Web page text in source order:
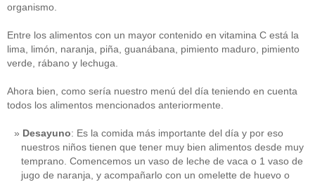
organismo.
Entre los alimentos con un mayor contenido en vitamina C está la
lima, limón, naranja, piña, guanábana, pimiento maduro, pimiento
verde, rábano y lechuga.
Ahora bien, como sería nuestro menú del día teniendo en cuenta
todos los alimentos mencionados anteriormente.
Desayuno: Es la comida más importante del día y por eso
nuestros niños tienen que tener muy bien alimentos desde muy
temprano. Comencemos un vaso de leche de vaca o 1 vaso de
jugo de naranja, y acompañarlo con un omelette de huevo o